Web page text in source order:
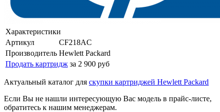
Характеристики
Артикул
CF218AC
Производитель Hewlett Packard
Продать картридж за 2 900 руб
Актуальный каталог для скупки картриджей Hewlett Packard
Если Вы не нашли интересующую Вас модель в прайс-листе,
обратитесь к нашим менеджерам.